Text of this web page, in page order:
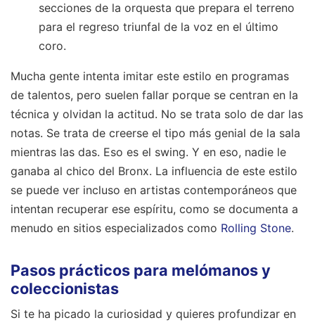
secciones de la orquesta que prepara el terreno
para el regreso triunfal de la voz en el último
coro.
Mucha gente intenta imitar este estilo en programas
de talentos, pero suelen fallar porque se centran en la
técnica y olvidan la actitud. No se trata solo de dar las
notas. Se trata de creerse el tipo más genial de la sala
mientras las das. Eso es el swing. Y en eso, nadie le
ganaba al chico del Bronx. La influencia de este estilo
se puede ver incluso en artistas contemporáneos que
intentan recuperar ese espíritu, como se documenta a
menudo en sitios especializados como Rolling Stone.
Pasos prácticos para melómanos y
coleccionistas
Si te ha picado la curiosidad y quieres profundizar en